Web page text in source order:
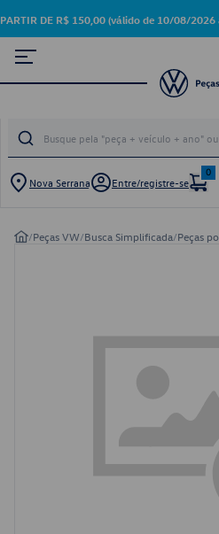
DE R$ 150,00 (válido de 10/08/
Nova Serrana Entre/registre-se
0
/Peças VW/Busca Simplificada/Peças